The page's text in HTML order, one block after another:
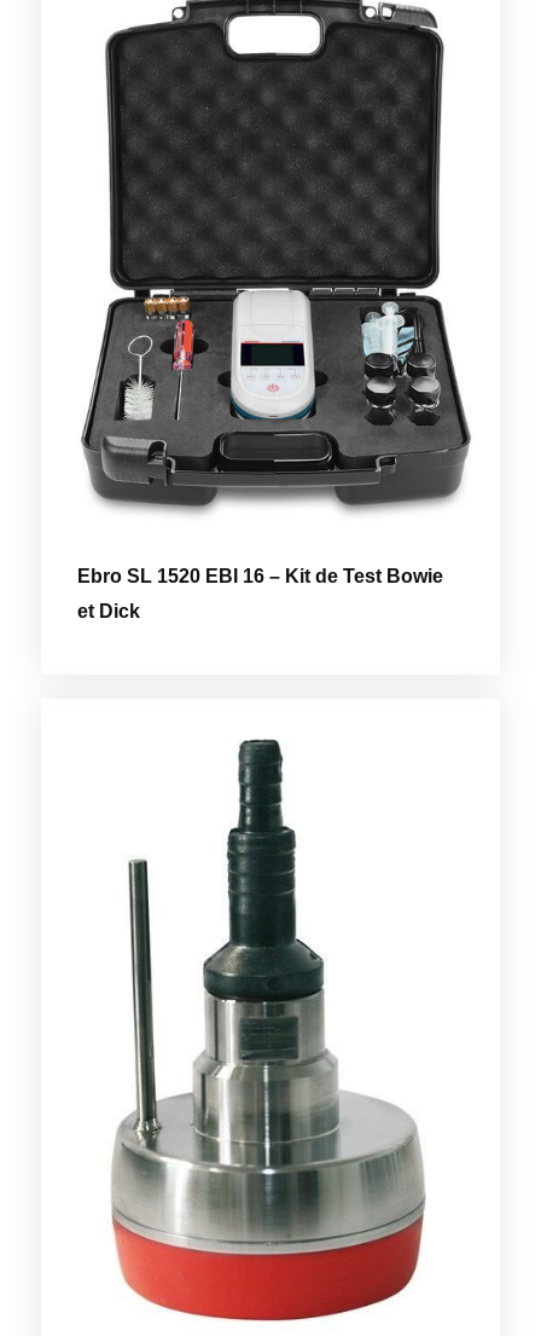
Ebro SL 1520 EBI 16 – Kit de Test Bowie
et Dick